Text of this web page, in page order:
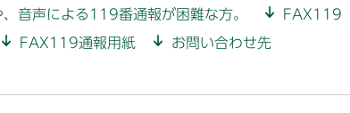
音声による119番通報が困難な方。
FAX119
FAX119通報用紙
お問い合わせ先